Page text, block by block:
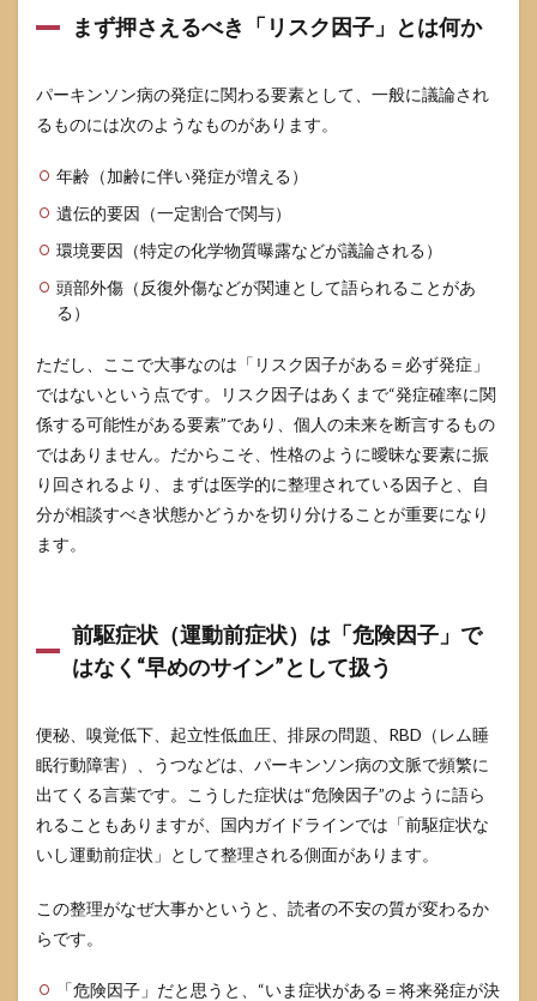
こと
にす
る
性格
に振
り回
され
ない
ため
の考
8.1
ては
まる
＝危
な
い」
す
8.2
せ
い」
では
なく
「状
せ
に置
き換
える
9
まず押さえるべき「リスク因子」とは何か
パーキンソン病の発症に関わる要素として、一般に議論され
るものには次のようなものがあります。
年齢（加齢に伴い発症が増える）
遺伝的要因（一定割合で関与）
環境要因（特定の化学物質曝露などが議論される）
頭部外傷（反復外傷などが関連として語られることがあ
る）
ただし、ここで大事なのは「リスク因子がある＝必ず発症」
ではないという点です。リスク因子はあくまで“発症確率に関
係する可能性がある要素”であり、個人の未来を断言するもの
ではありません。だからこそ、性格のように曖昧な要素に振
り回されるより、まずは医学的に整理されている因子と、自
分が相談すべき状態かどうかを切り分けることが重要になり
ます。
前駆症状（運動前症状）は「危険因子」で
はなく“早めのサイン”として扱う
便秘、嗅覚低下、起立性低血圧、排尿の問題、RBD（レム睡
眠行動障害）、うつなどは、パーキンソン病の文脈で頻繁に
出てくる言葉です。こうした症状は“危険因子”のように語ら
れることもありますが、国内ガイドラインでは「前駆症状な
いし運動前症状」として整理される側面があります。
この整理がなぜ大事かというと、読者の不安の質が変わるか
らです。
「危険因子」だと思うと、“いま症状がある＝将来発症が決